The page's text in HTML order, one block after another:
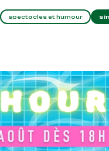
spectacles et humour